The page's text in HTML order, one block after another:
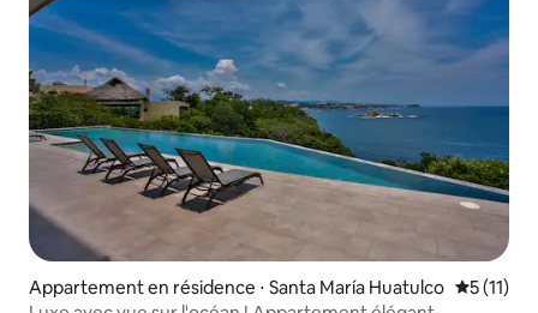
Appartement en résidence ⋅ Santa María Huatulco
5 (11)